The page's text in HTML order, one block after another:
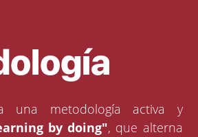
una metodología activa y
by doing", que alterna